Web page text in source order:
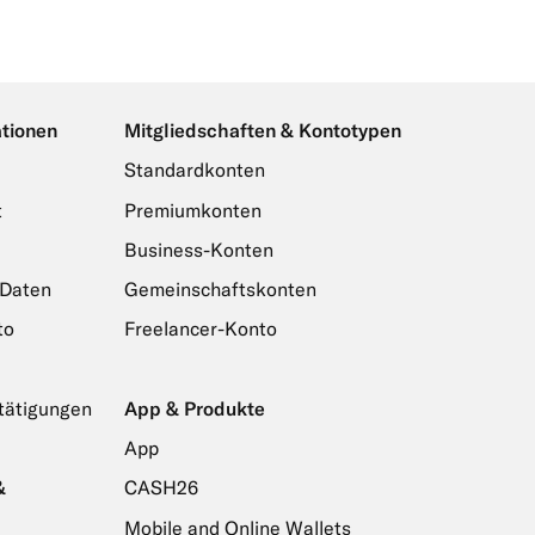
Mitgliedschaften & Kontotypen
Standardkonten
Premiumkonten
Business-Konten
Gemeinschaftskonten
Freelancer-Konto
App & Produkte
App
CASH26
Mobile and Online Wallets